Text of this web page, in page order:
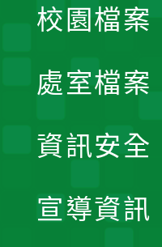
校園檔案
處室檔案
資訊安全
宣導資訊